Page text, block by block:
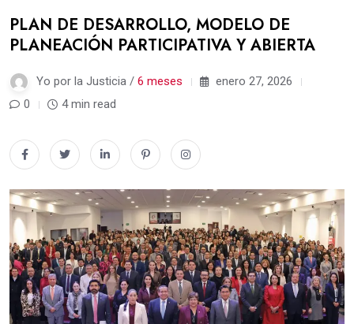
PLAN DE DESARROLLO, MODELO DE
PLANEACIÓN PARTICIPATIVA Y ABIERTA
Yo por la Justicia / 6 meses
enero 27, 2026
0
4 min read